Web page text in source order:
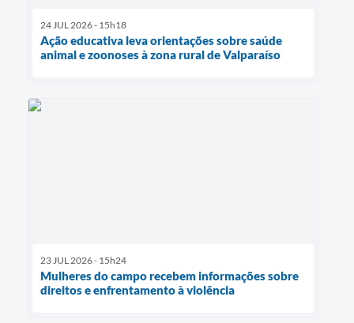
24 JUL 2026 - 15h18
Ação educativa leva orientações sobre saúde
animal e zoonoses à zona rural de Valparaíso
23 JUL 2026 - 15h24
Mulheres do campo recebem informações sobre
direitos e enfrentamento à violência